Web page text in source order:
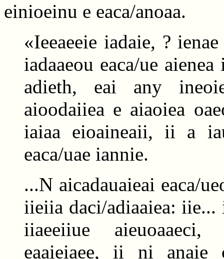
einioeinu e eaca/anoaa.
«Ieeaeeie iadaie, ?
iadaaeou eaca/ue
adieth, eai any
aioodaiiea e aiaoiea
iaiaa eioaineaii, ii a
eaca/uae iannie.
...N aicadauaieai eaca/
iieiia daci/adiaaiea:
iiaeeiiue aieuoaaeci,
eaaieiaee, ii ni anaie